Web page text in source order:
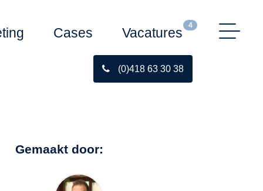
Cases Vacatures 4
(0)418 63 30 38
Gemaakt door: